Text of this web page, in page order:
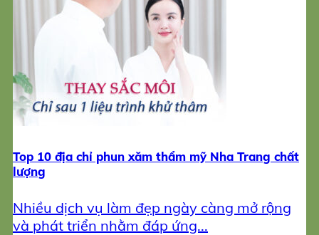
Top 10 địa chỉ phun xăm thẩm mỹ Nha Trang chất
lượng
Nhiều dịch vụ làm đẹp ngày càng mở rộng
và phát triển nhằm đáp ứng...